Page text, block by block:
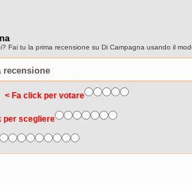
Fai tu la prima recensione su Di Campagna usando il
< Fa click per votare
per scegliere